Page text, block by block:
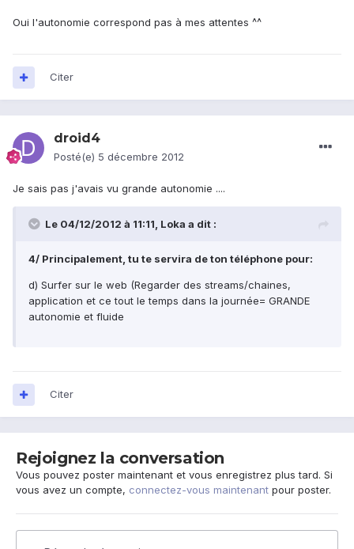
Oui l'autonomie correspond pas à mes attentes ^^
Citer
droid4
Posté(e) 5 décembre 2012
Je sais pas j'avais vu grande autonomie ....
Le 04/12/2012 à 11:11, Loka a dit :
4/ Principalement, tu te servira de ton téléphone pour:
d) Surfer sur le web (Regarder des streams/chaines,
application et ce tout le temps dans la journée= GRANDE
autonomie et fluide
Citer
Rejoignez la conversation
Vous pouvez poster maintenant et vous enregistrez plus tard. Si
vous avez un compte, connectez-vous maintenant pour poster.